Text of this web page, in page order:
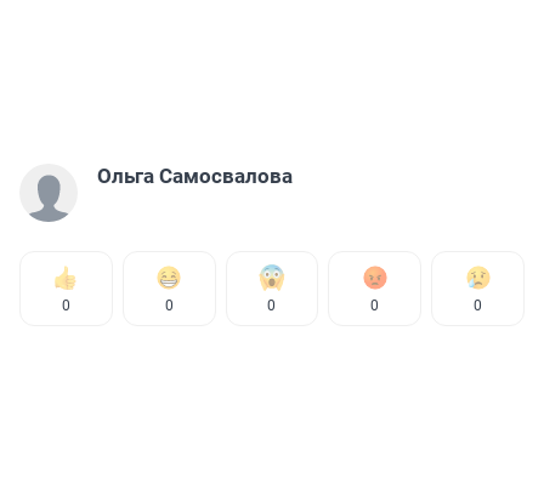
Ольга Самосвалова
0 0 0 0 0